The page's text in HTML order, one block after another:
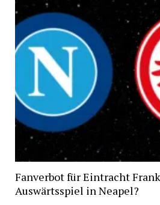
Fanverbot für Eintracht
Auswärtsspiel in Neapel?